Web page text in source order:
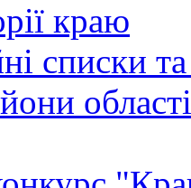
краю
списки
області